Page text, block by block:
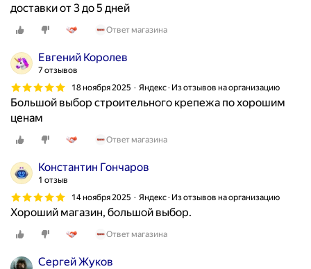
доставки от 3 до 5 дней
Ответ магазина
Евгений Королев
7 отзывов
18 ноября 2025
Яндекс · Из отзывов на организацию
Большой выбор строительного крепежа по хорошим
ценам
Ответ магазина
Константин Гончаров
1 отзыв
14 ноября 2025
Яндекс · Из отзывов на организацию
Хороший магазин, большой выбор.
Ответ магазина
Сергей Жуков